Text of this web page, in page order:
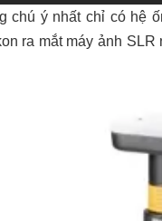
chú ý nhất chỉ có hệ
ra mắt máy ảnh